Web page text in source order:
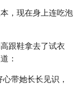
，现在身上连吃泡
跟鞋拿去了试衣
：
带她长长见识，